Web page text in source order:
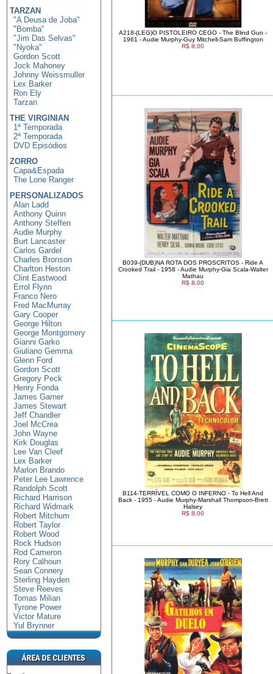
TARZAN
"A Deusa de Joba"
"Bomba"
"Jim Das Selvas"
"Nyoka"
Gordon Scott
Jock Mahoney
Johnny Weissmuller
Lex Barker
Ron Ely
Tarzan
THE VIRGINIAN
1ª Temporada
2ª Temporada
DVD Episódios
ZORRO
Capa&Espada
The Lone Ranger
PERSONALIZADOS
Alan Ladd
Anthony Quinn
Anthony Steffen
Audie Murphy
Burt Lancaster
Carlos Gardel
Charles Bronson
Charlton Heston
Clint Eastwood
Errol Flynn
Franco Nero
Fred MacMurray
Gary Cooper
George Hilton
George Montgomery
Gianni Garko
Giuliano Gemma
Glenn Ford
Gordon Scott
Gregory Peck
Henry Fonda
James Garner
James Stewart
Jeff Chandler
Joel McCrea
John Wayne
Kirk Douglas
Lee Van Cleef
Lex Barker
Marlon Brando
Peter Lee Lawrence
Randolph Scott
Richard Harrison
Richard Widmark
Robert Mitchum
Robert Taylor
Robert Wood
Rock Hudson
Rod Cameron
Rory Calhoun
Sean Connery
Sterling Hayden
Steve Reeves
Tomas Milian
Tyrone Power
Victor Mature
Yul Brynner
A218-(LEG)O PISTOLEIRO CEGO - The Blind Gun -
1961 - Audie Murphy-Guy Mitchell-Sam Buffington
R$ 8,00
B039-(DUB)NA ROTA DOS PROSCRITOS - Ride A
Crooked Trail - 1958 - Audie Murphy-Gia Scala-Walter
Mathau
R$ 8,00
B114-TERRÍVEL COMO O INFERNO - To Hell And
Back - 1955 - Audie Murphy-Marshall Thompson-Brett
Halsey
R$ 8,00